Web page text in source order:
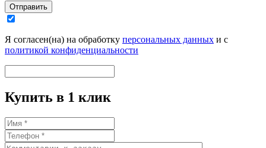
Отправить
Я согласен(на) на обработку персональных данных и с
политикой конфиденциальности
Купить в 1 клик